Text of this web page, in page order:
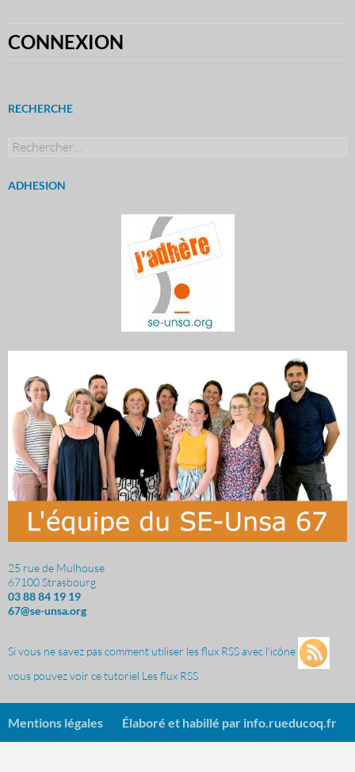
CONNEXION
RECHERCHE
Rechercher :
ADHESION
25 rue de Mulhouse
67100 Strasbourg
03 88 84 19 19
67@se-unsa.org
Si vous ne savez pas comment utiliser les flux RSS avec l'icône
vous pouvez voir ce tutoriel Les flux RSS
Mentions légales Élaboré et habillé par info.rueducoq.fr